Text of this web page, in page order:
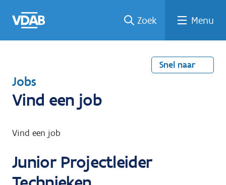
naar
een
een
job
naar
Zoek Menu
Snel naar
T
e
u
n
a
Jobs
Vind een job
Vind een job
Junior Projectleider